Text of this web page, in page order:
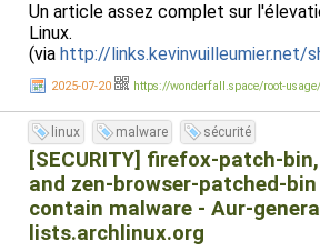
Un article assez complet sur
Linux.
(via http://links.kevinvuilleumier.net/
2025-07-20 https://wonderfall.space/root-usage/
linux malware sécurité
[SECURITY] firefox-patch-
and zen-browser-patched-bin
contain malware - Aur-
lists.archlinux.org